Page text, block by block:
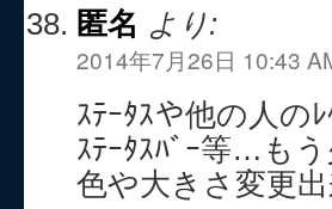
匿名 より:
2014年7月26日 10:43
ｽﾃｰﾀｽや他の人の
ｽﾃｰﾀｽﾊﾞｰ等…も
色や大きさ変更